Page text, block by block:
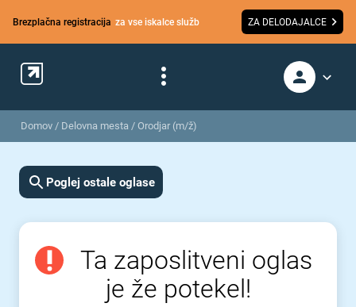
Brezplačna registracija za vse iskalce služb ZA DELODAJALCE
Domov / Delovna mesta / Orodjar (m/ž)
Poglej ostale oglase
Ta zaposlitveni oglas
je že potekel!